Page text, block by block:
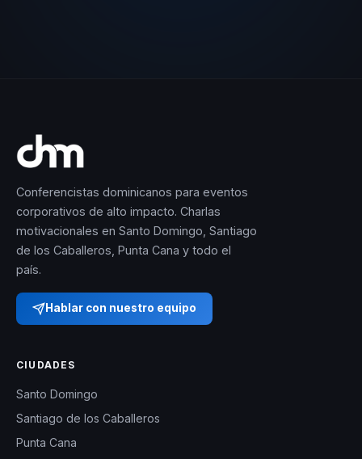
Conferencistas dominicanos para eventos
corporativos de alto impacto. Charlas
motivacionales en Santo Domingo, Santiago
de los Caballeros, Punta Cana y todo el
país.
Hablar con nuestro equipo
CIUDADES
Santo Domingo
Santiago de los Caballeros
Punta Cana